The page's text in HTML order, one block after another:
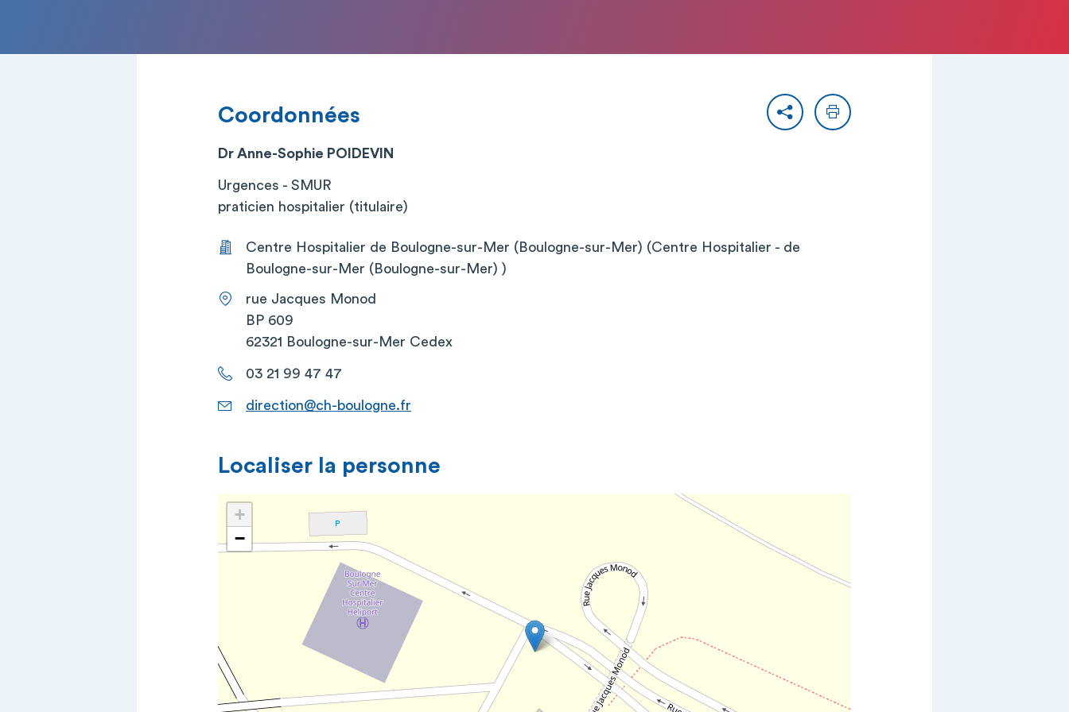
PartagerImprimer
Coordonnées
Dr Anne-Sophie POIDEVIN
Urgences - SMUR
praticien hospitalier (titulaire)
Centre Hospitalier de Boulogne-sur-Mer (Boulogne-sur-Mer) (Centre Hospitalier - de
Boulogne-sur-Mer (Boulogne-sur-Mer) )
rue Jacques Monod
BP 609
62321 Boulogne-sur-Mer Cedex
03 21 99 47 47
direction@ch-boulogne.fr
Localiser la personne
+
−